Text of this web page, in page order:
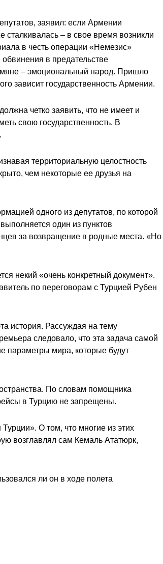
заявил: если Армении
сталкивалась – в свое время возникли
в честь операции «Немезис»
в предательстве
– эмоциональный народ. Пришло
зависит государственность Армении.
четко заявить, что не имеет и
свою государственность. В
территориальную целостность
чем некоторые ее друзья на
одного из депутатов, по которой
один из пунктов
за возвращение в родные места. «Но
некий «очень конкретный документ».
по переговорам с Турцией Рубен
история. Рассуждая на тему
следовало, что эта задача самой
параметры мира, которые будут
По словам помощника
в Турцию не запрещены.
О том, что многие из этих
возглавлял сам Кемаль Ататюрк,
ли он в ходе полета